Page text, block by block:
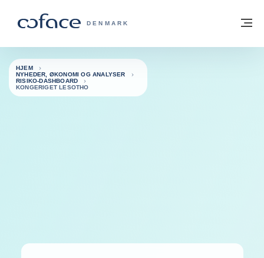
COFACE FOR TRADE - GRUPPENS
DENMARK
Tilbage til hjemmesiden
HJEM
NYHEDER, ØKONOMI OG ANALYSER
RISIKO-DASHBOARD
KONGERIGET LESOTHO